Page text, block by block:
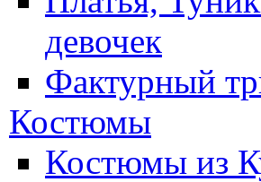
девочек
Фактурный
Костюмы
Костюмы из